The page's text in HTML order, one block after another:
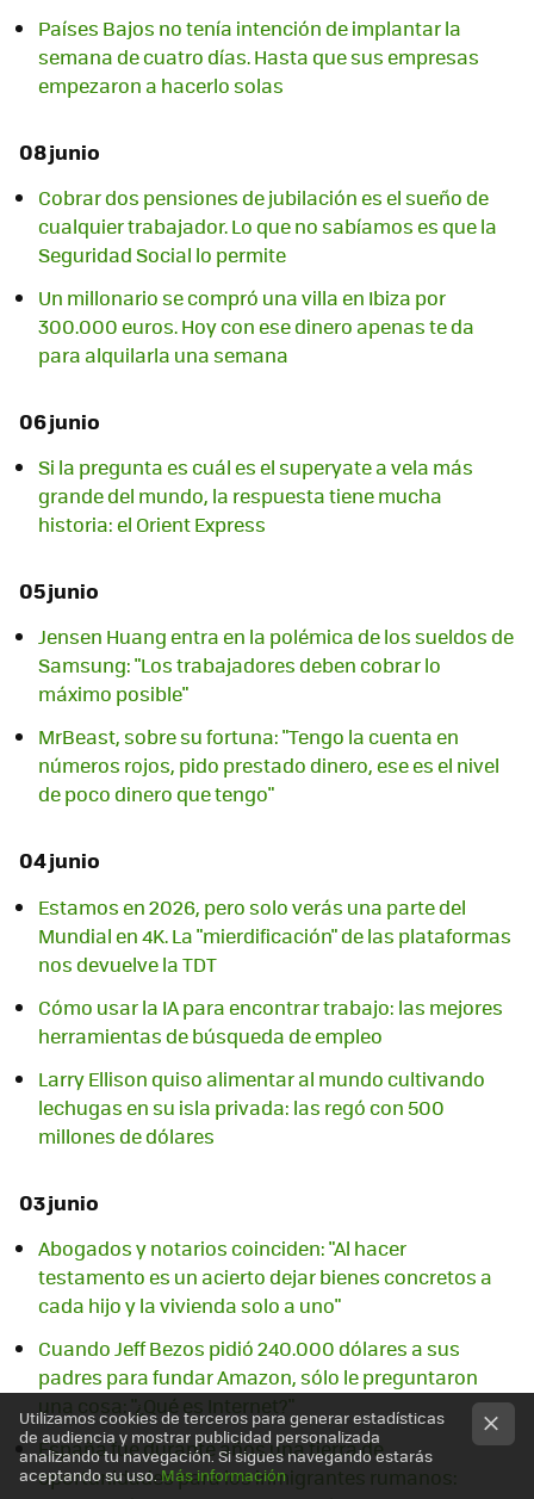
Países Bajos no tenía intención de implantar la
semana de cuatro días. Hasta que sus empresas
empezaron a hacerlo solas
08 junio
Cobrar dos pensiones de jubilación es el sueño de
cualquier trabajador. Lo que no sabíamos es que la
Seguridad Social lo permite
Un millonario se compró una villa en Ibiza por
300.000 euros. Hoy con ese dinero apenas te da
para alquilarla una semana
06 junio
Si la pregunta es cuál es el superyate a vela más
grande del mundo, la respuesta tiene mucha
historia: el Orient Express
05 junio
Jensen Huang entra en la polémica de los sueldos de
Samsung: "Los trabajadores deben cobrar lo
máximo posible"
MrBeast, sobre su fortuna: "Tengo la cuenta en
números rojos, pido prestado dinero, ese es el nivel
de poco dinero que tengo"
04 junio
Estamos en 2026, pero solo verás una parte del
Mundial en 4K. La "mierdificación" de las plataformas
nos devuelve la TDT
Cómo usar la IA para encontrar trabajo: las mejores
herramientas de búsqueda de empleo
Larry Ellison quiso alimentar al mundo cultivando
lechugas en su isla privada: las regó con 500
millones de dólares
03 junio
Abogados y notarios coinciden: "Al hacer
testamento es un acierto dejar bienes concretos a
cada hijo y la vivienda solo a uno"
Cuando Jeff Bezos pidió 240.000 dólares a sus
padres para fundar Amazon, sólo le preguntaron
una cosa: "¿Qué es Internet?"
España fue durante años una tierra de
oportunidades para los inmigrantes rumanos:
Utilizamos cookies de terceros para generar estadísticas
de audiencia y mostrar publicidad personalizada
analizando tu navegación. Si sigues navegando estarás
aceptando su uso.Más información